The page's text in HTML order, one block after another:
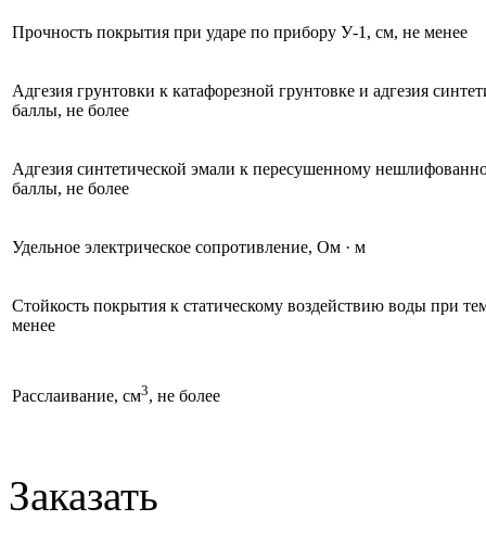
Прочность покрытия при ударе по прибору У-1, см, не менее
Адгезия грунтовки к катафорезной грунтовке и адгезия
баллы, не более
Адгезия синтетической эмали к пересушенному
баллы, не более
Удельное электрическое сопротивление, Ом · м
Стойкость покрытия к статическому воздействию воды при
менее
Расслаивание, см3, не более
Заказать